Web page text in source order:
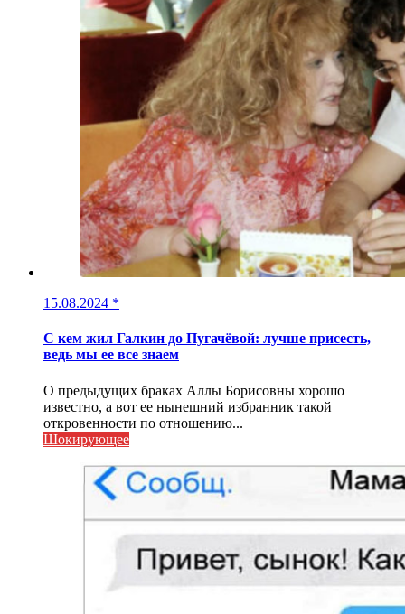
15.08.2024 *
С кем жил Галкин до Пугачёвой: лучше присесть,
ведь мы ее все знаем
О предыдущих браках Аллы Борисовны хорошо
известно, а вот ее нынешний избранник такой
откровенности по отношению...
Шокирующее